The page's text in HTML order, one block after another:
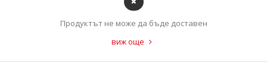
Продуктът не може да бъде доставен
виж още